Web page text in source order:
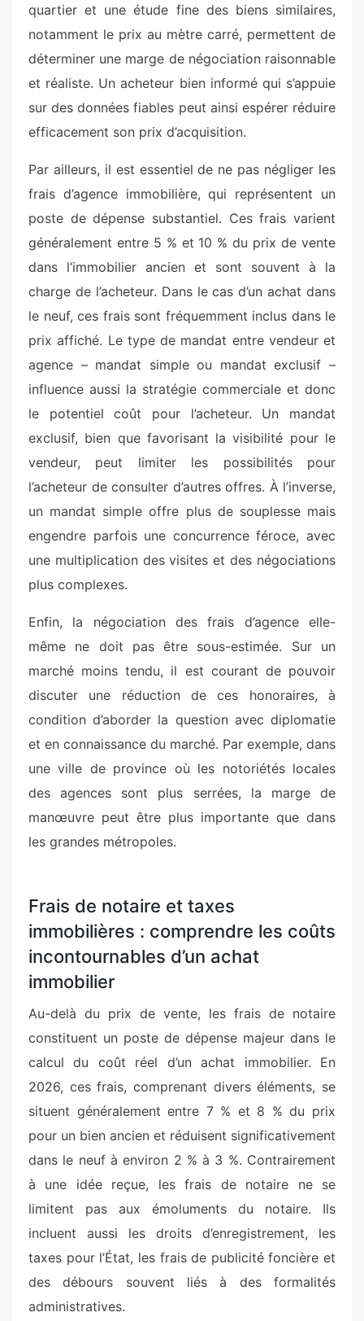
quartier et une étude fine des biens similaires,
notamment le prix au mètre carré, permettent de
déterminer une marge de négociation raisonnable
et réaliste. Un acheteur bien informé qui s’appuie
sur des données fiables peut ainsi espérer réduire
efficacement son prix d’acquisition.
Par ailleurs, il est essentiel de ne pas négliger les
frais d’agence immobilière, qui représentent un
poste de dépense substantiel. Ces frais varient
généralement entre 5 % et 10 % du prix de vente
dans l’immobilier ancien et sont souvent à la
charge de l’acheteur. Dans le cas d’un achat dans
le neuf, ces frais sont fréquemment inclus dans le
prix affiché. Le type de mandat entre vendeur et
agence – mandat simple ou mandat exclusif –
influence aussi la stratégie commerciale et donc
le potentiel coût pour l’acheteur. Un mandat
exclusif, bien que favorisant la visibilité pour le
vendeur, peut limiter les possibilités pour
l’acheteur de consulter d’autres offres. À l’inverse,
un mandat simple offre plus de souplesse mais
engendre parfois une concurrence féroce, avec
une multiplication des visites et des négociations
plus complexes.
Enfin, la négociation des frais d’agence elle-
même ne doit pas être sous-estimée. Sur un
marché moins tendu, il est courant de pouvoir
discuter une réduction de ces honoraires, à
condition d’aborder la question avec diplomatie
et en connaissance du marché. Par exemple, dans
une ville de province où les notoriétés locales
des agences sont plus serrées, la marge de
manœuvre peut être plus importante que dans
les grandes métropoles.
Frais de notaire et taxes
immobilières : comprendre les coûts
incontournables d’un achat
immobilier
Au-delà du prix de vente, les frais de notaire
constituent un poste de dépense majeur dans le
calcul du coût réel d’un achat immobilier. En
2026, ces frais, comprenant divers éléments, se
situent généralement entre 7 % et 8 % du prix
pour un bien ancien et réduisent significativement
dans le neuf à environ 2 % à 3 %. Contrairement
à une idée reçue, les frais de notaire ne se
limitent pas aux émoluments du notaire. Ils
incluent aussi les droits d’enregistrement, les
taxes pour l’État, les frais de publicité foncière et
des débours souvent liés à des formalités
administratives.